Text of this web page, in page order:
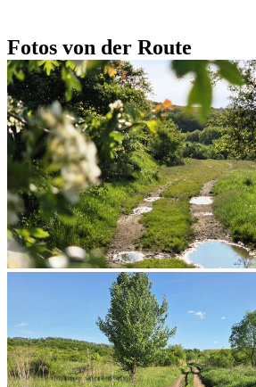
Fotos von der Route